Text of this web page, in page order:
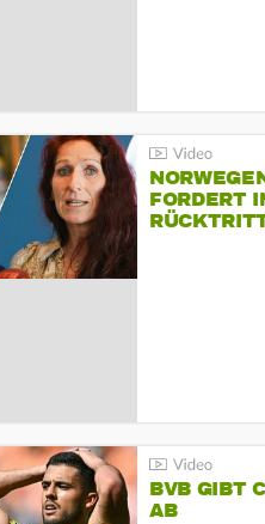
FORDERT
BVB GIBT
AB